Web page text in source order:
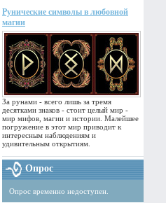
Рунические символы в любовной
магии
За рунами - всего лишь за тремя
десятками знаков - стоит целый мир -
мир мифов, магии и истории. Малейшее
погружение в этот мир приводит к
интересным наблюдениям и
удивительным открытиям.
Опрос
Опрос временно недоступен.